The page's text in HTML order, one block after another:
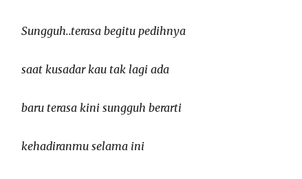
Sungguh..terasa begitu pedihnya
saat kusadar kau tak lagi ada
baru terasa kini sungguh berarti
kehadiranmu selama ini